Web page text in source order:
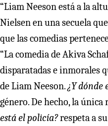
“Liam Neeson está a la
Nielsen en una secuela
que las comedias
“La comedia de Akiva
disparatadas e inmorales
de Liam Neeson.¿Y dónde
género. De hecho, la única
está el policía?respeta a